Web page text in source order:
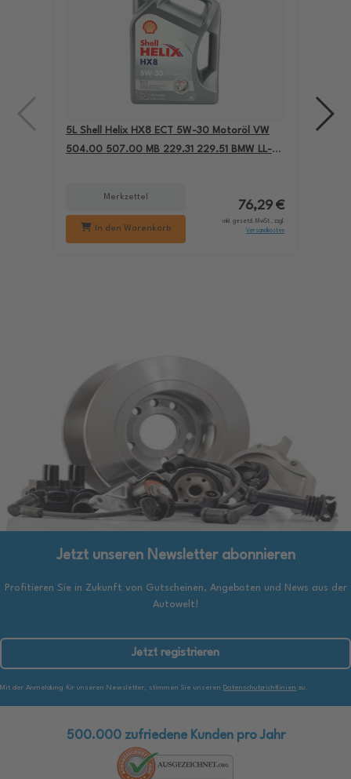
5L Shell Helix HX8 ECT 5W-30 Motoröl VW
504.00 507.00 MB 229.31 229.51 BMW LL-04
Merkzettel
In den Warenkorb
76,29 €
inkl. gesetzl. MwSt., zzgl.
Versandkosten
Jetzt unseren Newsletter abonnieren
Profitieren Sie in Zukunft von Gutscheinen, Angeboten und News aus der
Autowelt!
Jetzt registrieren
Mit der Anmeldung für unseren Newsletter, stimmen Sie unseren Datenschutzrichtlinien zu.
500.000 zufriedene Kunden pro Jahr